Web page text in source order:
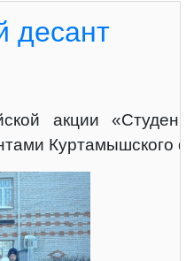
десант
акции
Куртамышского